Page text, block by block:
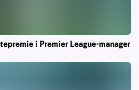
i Premier League-manager